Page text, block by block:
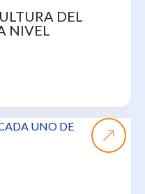
DEL
NIVEL